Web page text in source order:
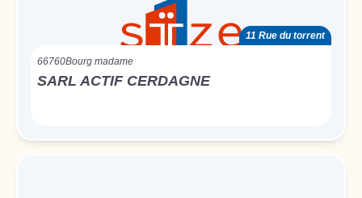
11 Rue du torrent
66760Bourg madame
SARL ACTIF CERDAGNE